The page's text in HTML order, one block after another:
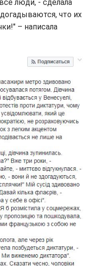
люди, - сделала
что их
– написала